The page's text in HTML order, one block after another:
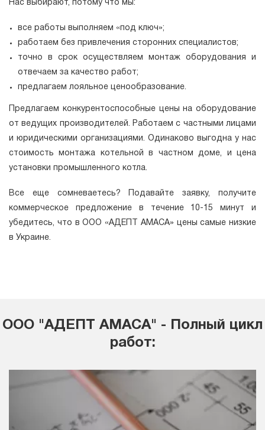
Нас выбирают, потому что мы:
все работы выполняем «под ключ»;
работаем без привлечения сторонних специалистов;
точно в срок осуществляем монтаж оборудования и
отвечаем за качество работ;
предлагаем лояльное ценообразование.
Предлагаем конкурентоспособные цены на оборудование
от ведущих производителей. Работаем с частными лицами
и юридическими организациями. Одинаково выгодна у нас
стоимость монтажа котельной в частном доме, и цена
установки промышленного котла.
Все еще сомневаетесь? Подавайте заявку, получите
коммерческое предложение в течение 10-15 минут и
убедитесь, что в ООО «АДЕПТ АМАСА» цены самые низкие
в Украине.
ООО "АДЕПТ АМАСА" - Полный цикл
работ: